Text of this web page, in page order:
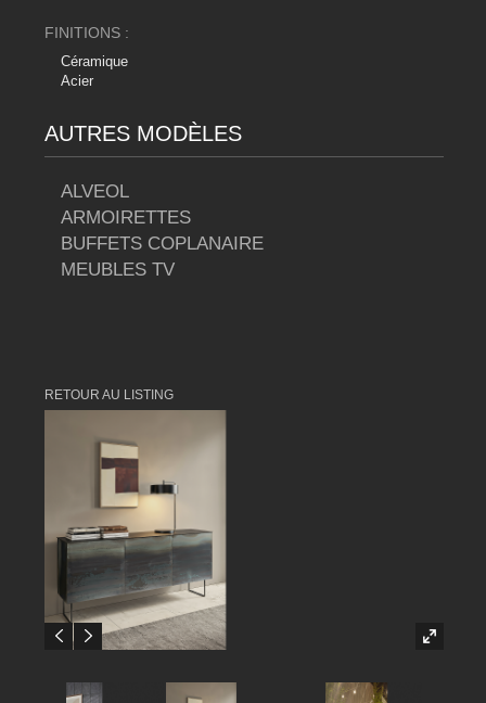
FINITIONS :
Céramique
Acier
AUTRES MODÈLES
ALVEOL
ARMOIRETTES
BUFFETS COPLANAIRE
MEUBLES TV
RETOUR AU LISTING